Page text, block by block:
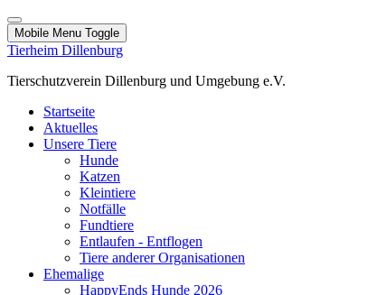
Mobile Menu Toggle
Tierheim Dillenburg
Tierschutzverein Dillenburg und Umgebung e.V.
Startseite
Aktuelles
Unsere Tiere
Hunde
Katzen
Kleintiere
Notfälle
Fundtiere
Entlaufen - Entflogen
Tiere anderer Organisationen
Ehemalige
HappyEnds Hunde 2026